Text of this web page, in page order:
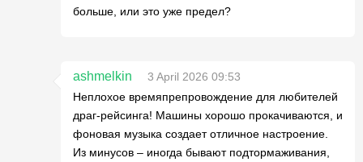
больше, или это уже предел?
ashmelkin
3 April 2026 09:53
Неплохое времяпрепровождение для любителей
драг-рейсинга! Машины хорошо прокачиваются, и
фоновая музыка создает отличное настроение.
Из минусов – иногда бывают подтормаживания,